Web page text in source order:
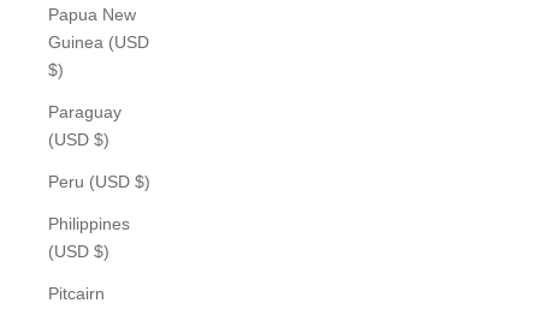
Papua New
Guinea (USD
$)
Paraguay
(USD $)
Peru (USD $)
Philippines
(USD $)
Pitcairn